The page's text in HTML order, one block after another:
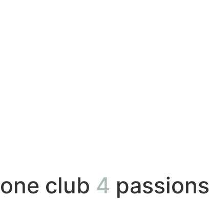
one club 4 passions